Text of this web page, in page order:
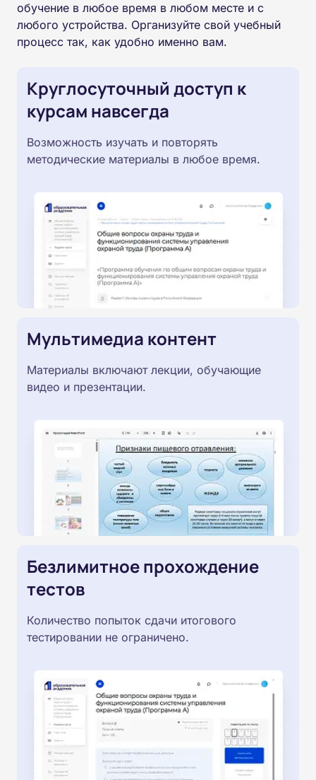
обучение в любое время в любом месте и с
любого устройства. Организуйте свой учебный
процесс так, как удобно именно вам.
Круглосуточный доступ к
курсам навсегда
Возможность изучать и повторять
методические материалы в любое время.
Мультимедиа контент
Материалы включают лекции, обучающие
видео и презентации.
Безлимитное прохождение
тестов
Количество попыток сдачи итогового
тестировании не ограничено.